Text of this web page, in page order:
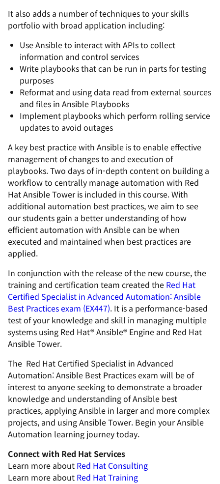
It also adds a number of techniques to your skills
portfolio with broad application including:
Use Ansible to interact with APIs to collect
information and control services
Write playbooks that can be run in parts for testing
purposes
Reformat and using data read from external sources
and files in Ansible Playbooks
Implement playbooks which perform rolling service
updates to avoid outages
A key best practice with Ansible is to enable effective
management of changes to and execution of
playbooks. Two days of in-depth content on building a
workflow to centrally manage automation with Red
Hat Ansible Tower is included in this course. With
additional automation best practices, we aim to see
our students gain a better understanding of how
efficient automation with Ansible can be when
executed and maintained when best practices are
applied.
In conjunction with the release of the new course, the
training and certification team created the Red Hat
Certified Specialist in Advanced Automation: Ansible
Best Practices exam (EX447). It is a performance-based
test of your knowledge and skill in managing multiple
systems using Red Hat® Ansible® Engine and Red Hat
Ansible Tower.
The Red Hat Certified Specialist in Advanced
Automation: Ansible Best Practices exam will be of
interest to anyone seeking to demonstrate a broader
knowledge and understanding of Ansible best
practices, applying Ansible in larger and more complex
projects, and using Ansible Tower. Begin your Ansible
Automation learning journey today.
Connect with Red Hat Services
Learn more about Red Hat Consulting
Learn more about Red Hat Training